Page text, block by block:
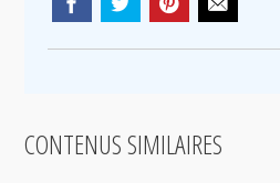
CONTENUS SIMILAIRES